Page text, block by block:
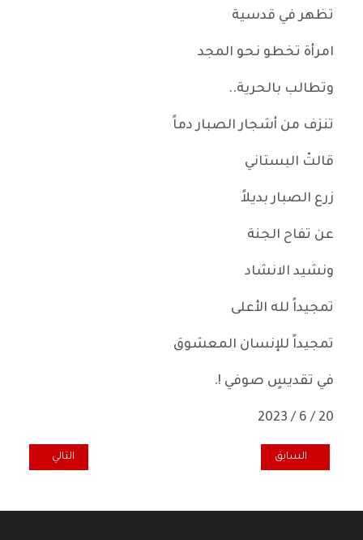
تظهر في قدسية
امرأة تخطو نحو المجد
وتطالب بالحرية..
تنزف من أشجار الصبار دماً
قالتْ البستاني
زرع الصبار بديلاً
عن تفاح الجنة
ونشيد الانشاد
تمجيداً لله الأعلى
تمجيداً للإنسان المعشوق
في تقديسٍ صوفي !.
20 / 6 / 2023
المقال السابق: النص وأهدابهُ : كلكامش بقلم الدكتور ضرغام الأجودي
السابق المقال التالي:
التالي